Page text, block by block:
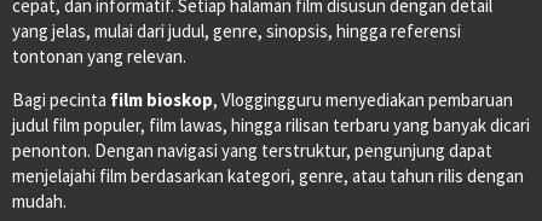
cepat, dan informatif. Setiap halaman film disusun dengan detail
yang jelas, mulai dari judul, genre, sinopsis, hingga referensi
tontonan yang relevan.
Bagi pecinta film bioskop, Vloggingguru menyediakan pembaruan
judul film populer, film lawas, hingga rilisan terbaru yang banyak dicari
penonton. Dengan navigasi yang terstruktur, pengunjung dapat
menjelajahi film berdasarkan kategori, genre, atau tahun rilis dengan
mudah.